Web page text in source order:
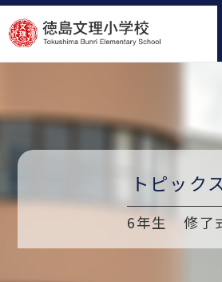
コ
ン
ン
ス
トピック
6年生 修了